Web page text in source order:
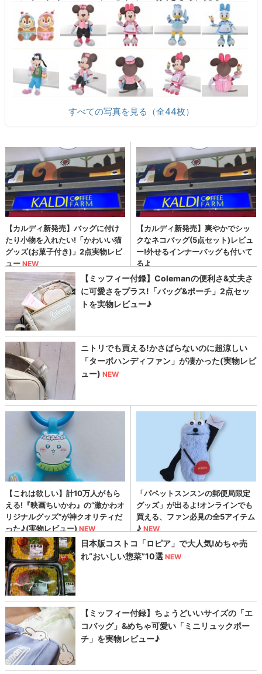
すべての写真を見る（全44枚）